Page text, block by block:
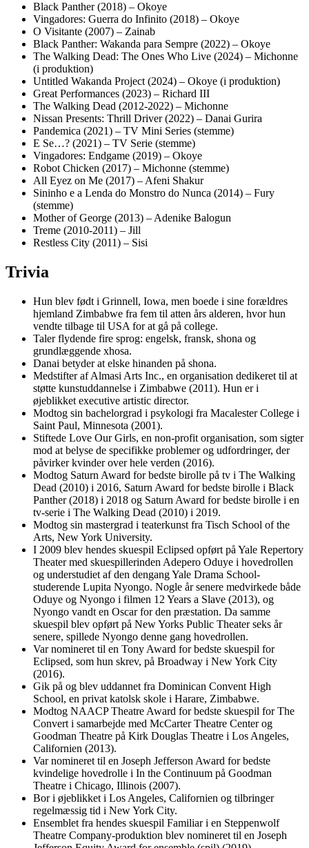
Black Panther (2018) – Okoye
Vingadores: Guerra do Infinito (2018) – Okoye
O Visitante (2007) – Zainab
Black Panther: Wakanda para Sempre (2022) – Okoye
The Walking Dead: The Ones Who Live (2024) – Michonne
(i produktion)
Untitled Wakanda Project (2024) – Okoye (i produktion)
Great Performances (2023) – Richard III
The Walking Dead (2012-2022) – Michonne
Nissan Presents: Thrill Driver (2022) – Danai Gurira
Pandemica (2021) – TV Mini Series (stemme)
E Se…? (2021) – TV Serie (stemme)
Vingadores: Endgame (2019) – Okoye
Robot Chicken (2017) – Michonne (stemme)
All Eyez on Me (2017) – Afeni Shakur
Sininho e a Lenda do Monstro do Nunca (2014) – Fury
(stemme)
Mother of George (2013) – Adenike Balogun
Treme (2010-2011) – Jill
Restless City (2011) – Sisi
Trivia
Hun blev født i Grinnell, Iowa, men boede i sine forældres
hjemland Zimbabwe fra fem til atten års alderen, hvor hun
vendte tilbage til USA for at gå på college.
Taler flydende fire sprog: engelsk, fransk, shona og
grundlæggende xhosa.
Danai betyder at elske hinanden på shona.
Medstifter af Almasi Arts Inc., en organisation dedikeret til at
støtte kunstuddannelse i Zimbabwe (2011). Hun er i
øjeblikket executive artistic director.
Modtog sin bachelorgrad i psykologi fra Macalester College i
Saint Paul, Minnesota (2001).
Stiftede Love Our Girls, en non-profit organisation, som sigter
mod at belyse de specifikke problemer og udfordringer, der
påvirker kvinder over hele verden (2016).
Modtog Saturn Award for bedste birolle på tv i The Walking
Dead (2010) i 2016, Saturn Award for bedste birolle i Black
Panther (2018) i 2018 og Saturn Award for bedste birolle i en
tv-serie i The Walking Dead (2010) i 2019.
Modtog sin mastergrad i teaterkunst fra Tisch School of the
Arts, New York University.
I 2009 blev hendes skuespil Eclipsed opført på Yale Repertory
Theater med skuespillerinden Adepero Oduye i hovedrollen
og understudiet af den dengang Yale Drama School-
studerende Lupita Nyongo. Nogle år senere medvirkede både
Oduye og Nyongo i filmen 12 Years a Slave (2013), og
Nyongo vandt en Oscar for den præstation. Da samme
skuespil blev opført på New Yorks Public Theater seks år
senere, spillede Nyongo denne gang hovedrollen.
Var nomineret til en Tony Award for bedste skuespil for
Eclipsed, som hun skrev, på Broadway i New York City
(2016).
Gik på og blev uddannet fra Dominican Convent High
School, en privat katolsk skole i Harare, Zimbabwe.
Modtog NAACP Theatre Award for bedste skuespil for The
Convert i samarbejde med McCarter Theatre Center og
Goodman Theatre på Kirk Douglas Theatre i Los Angeles,
Californien (2013).
Var nomineret til en Joseph Jefferson Award for bedste
kvindelige hovedrolle i In the Continuum på Goodman
Theatre i Chicago, Illinois (2007).
Bor i øjeblikket i Los Angeles, Californien og tilbringer
regelmæssig tid i New York City.
Ensemblet fra hendes skuespil Familiar i en Steppenwolf
Theatre Company-produktion blev nomineret til en Joseph